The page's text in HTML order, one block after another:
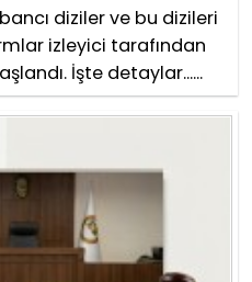
diziler ve bu dizileri
izleyici tarafından
İşte detaylar......